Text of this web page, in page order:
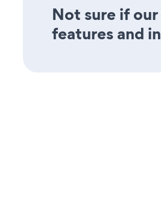
Not sure if
features and